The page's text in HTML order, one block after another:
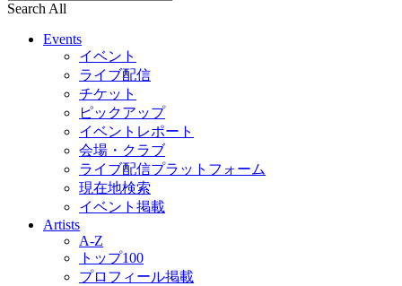
Search All
Events
イベント
ライブ配信
チケット
ピックアップ
イベントレポート
会場・クラブ
ライブ配信プラットフォーム
現在地検索
イベント掲載
Artists
A-Z
トップ100
プロフィール掲載